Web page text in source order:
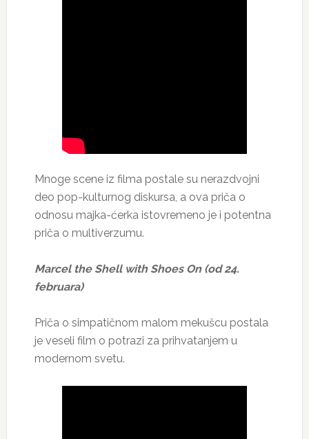
Mnoge scene iz filma postale su nerazdvojni
deo pop-kulturnog diskursa, a ova priča o
odnosu majka-ćerka istovremeno je i potentna
priča o multiverzumu.
Marcel the Shell with Shoes On (od 24.
februara)
Priča o simpatičnom malom mekušcu postala
je veseli film o potrazi za prihvatanjem u
modernom svetu.